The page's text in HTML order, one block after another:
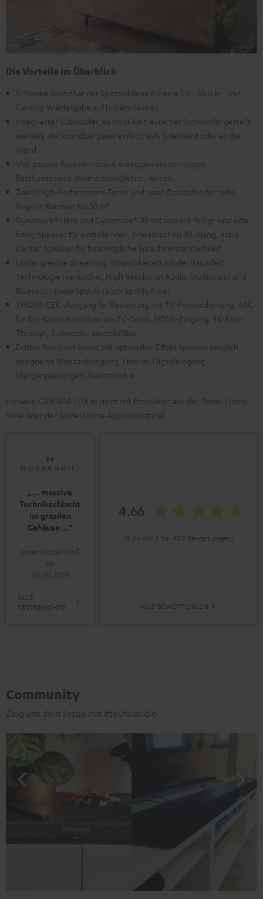
Die Vorteile im Überblick
Schlanke Soundbar der Spitzenklasse für eine TV-, Musik-, und
Gaming-Wiedergabe auf hohem Niveau
Integrierter Subwoofer, es muss kein externer Subwoofer gestellt
werden, die Soundbar passt einfach aufs Sideboard oder an die
Wand
Vier passive Bassmembrane erzeugen ein stimmiges
Bassfundament ohne aufdringlich zu wirken
Zwölf High-Performance-Töner und neun Endstufen für hohe
Pegel in Räumen bis 30 m²
Dynamore® Ultra und Dynamore® 3D mit upward-firing- und side-
firing-Speaker für einhüllenden, cineastischen 3D-Klang, extra
Center-Speaker für bestmögliche Sprachverständlichkeit
Umfangreiche Streaming-Möglichkeiten mit der Raumfeld
Technologie (verlustfrei, High Resolution Audio, Multiroom) und
Bluetooth sowie Spotify (auch Spotify Free)
1 HDMI-CEC-Ausgang für Bedienung mit TV-Fernbedienung, ARC
für Ein-Kabel-Anschluss am TV-Gerät, HDMI-Eingang, 4K-Pass-
Through, Subwoofer anschließbar
Echter Surround Sound mit optionalen Effekt Speaker möglich,
integrierte Wandanbringung, Line-In, Digitaleingang,
Klanganpassungen, Nachtmodus
Hinweis: CINEBAR LUX ist nicht mit Produkten aus der Teufel Home
Serie oder der Teufel Home App kompatibel
„… massive
Technikschlacht
im grazilen
Gehäuse …“
www.modernhifi.
de
19.09.2019
ALLE
TESTBERICHTE
4.66
(4.66 von 5 bei 480 Bewertungen)
ALLE BEWERTUNGEN
Community
Zeig uns dein Setup mit #teufelaudio